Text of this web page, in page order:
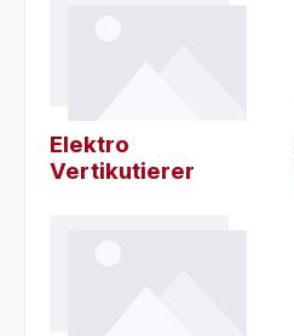
Elektro
Vertikutierer